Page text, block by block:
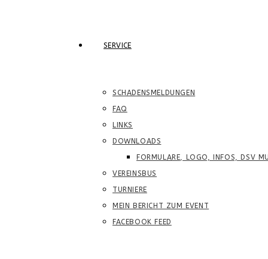
SERVICE
SCHADENSMELDUNGEN
FAQ
LINKS
DOWNLOADS
FORMULARE, LOGO, INFOS, DSV
VEREINSBUS
TURNIERE
MEIN BERICHT ZUM EVENT
FACEBOOK FEED